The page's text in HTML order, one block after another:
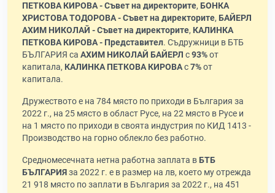
ПЕТКОВА КИРОВА - Съвет на директорите, БОНКА
ХРИСТОВА ТОДОРОВА - Съвет на директорите, БАЙЕРЛ
АХИМ НИКОЛАЙ - Съвет на директорите, КАЛИНКА
ПЕТКОВА КИРОВА - Представител. Съдружници в БТБ
БЪЛГАРИЯ са АХИМ НИКОЛАЙ БАЙЕРЛ с93%от
капитала, КАЛИНКА ПЕТКОВА КИРОВАс7%от
капитала.
Дружеството е на 784 място по приходи в България за
2022 г., на 25 място в област Русе, на 22 място в Русе и
на 1 място по приходи в своята индустрия по КИД 1413 -
Производство на горно облекло без работно.
Средномесечната нетна работна заплата вБТБ
БЪЛГАРИЯза 2022 г. е в размер на лв, което му отрежда
21 918 място по заплати в България за 2022 г., на 451